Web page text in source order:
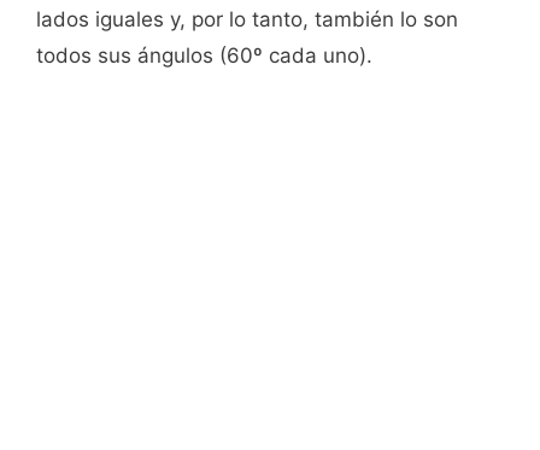
lados iguales y, por lo tanto, también lo son
todos sus ángulos (60º cada uno).